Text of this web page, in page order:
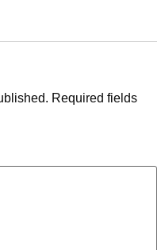
Required fields